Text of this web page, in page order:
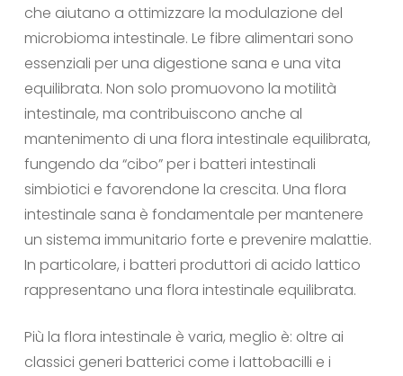
che aiutano a ottimizzare la modulazione del
microbioma intestinale. Le fibre alimentari sono
essenziali per una digestione sana e una vita
equilibrata. Non solo promuovono la motilità
intestinale, ma contribuiscono anche al
mantenimento di una flora intestinale equilibrata,
fungendo da “cibo” per i batteri intestinali
simbiotici e favorendone la crescita. Una flora
intestinale sana è fondamentale per mantenere
un sistema immunitario forte e prevenire malattie.
In particolare, i batteri produttori di acido lattico
rappresentano una flora intestinale equilibrata.
Più la flora intestinale è varia, meglio è: oltre ai
classici generi batterici come i lattobacilli e i